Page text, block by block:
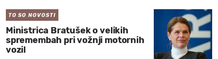
TO SO NOVOSTI
Ministrica Bratušek o velikih
spremembah pri vožnji motornih
vozil